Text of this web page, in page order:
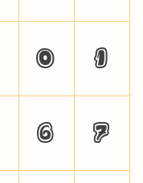
0 1
6 7